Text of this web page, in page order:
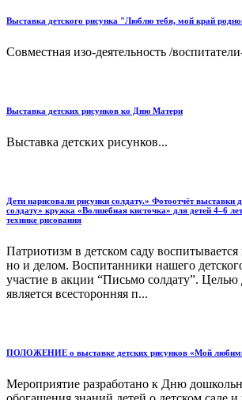
Выставка детского рисунка "Люблю тебя, мой край
Совместная изо-деятельность /
Выставка детских рисунков ко Дню Матери
Выставка детских рисунков...
Дети нарисовали рисунки солдату.» Фотоотчёт выставки
солдату» кружка «Волшебная кисточка» для детей 4–6
технике рисования
Патриотизм в детском саду воспитывается
но и делом. Воспитанники нашего
участие в акции “Письмо солдату”.
является всесторонняя п...
ПОЛОЖЕНИЕ о выставке детских рисунков «Мой
Мероприятие разработано к Дню